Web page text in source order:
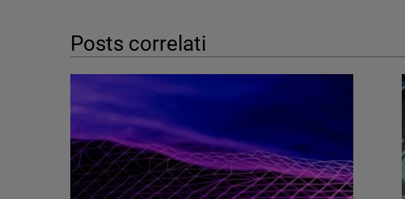
Posts correlati